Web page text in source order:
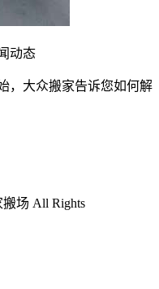
动态
，大众搬家告诉您如何解
场 All Rights